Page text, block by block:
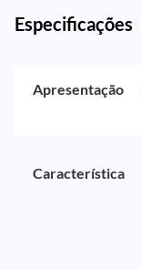
Especificações
Apresentação
Característica